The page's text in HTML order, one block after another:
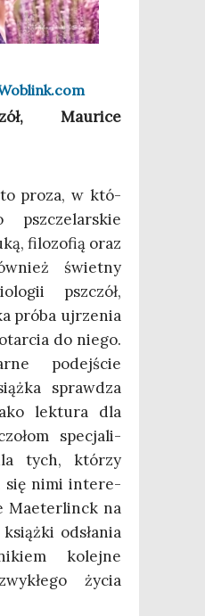
Mau­ri­ce
to pro­za, w któ­
psz­cze­lar­skie
filo­zo­fią oraz
świet­ny
psz­czół,
pró­ba ujrze­nia
do nie­go.
podej­ście
spraw­dza
lek­tu­ra dla
spe­cja­li­
tych, któ­rzy
się nimi inte­re­
Maeter­linck na
odsła­nia
kolej­ne
życia